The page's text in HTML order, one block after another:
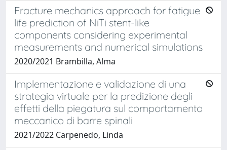
Fracture mechanics approach for fatigue
life prediction of NiTi stent-like
components considering experimental
measurements and numerical simulations
2020/2021 Brambilla, Alma
Implementazione e validazione di una
strategia virtuale per la predizione degli
effetti della piegatura sul comportamento
meccanico di barre spinali
2021/2022 Carpenedo, Linda